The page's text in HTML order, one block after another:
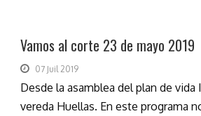
Vamos al corte 23 de mayo 2019
07 Juil 2019
Desde la asamblea del plan de vida
vereda Huellas. En este programa